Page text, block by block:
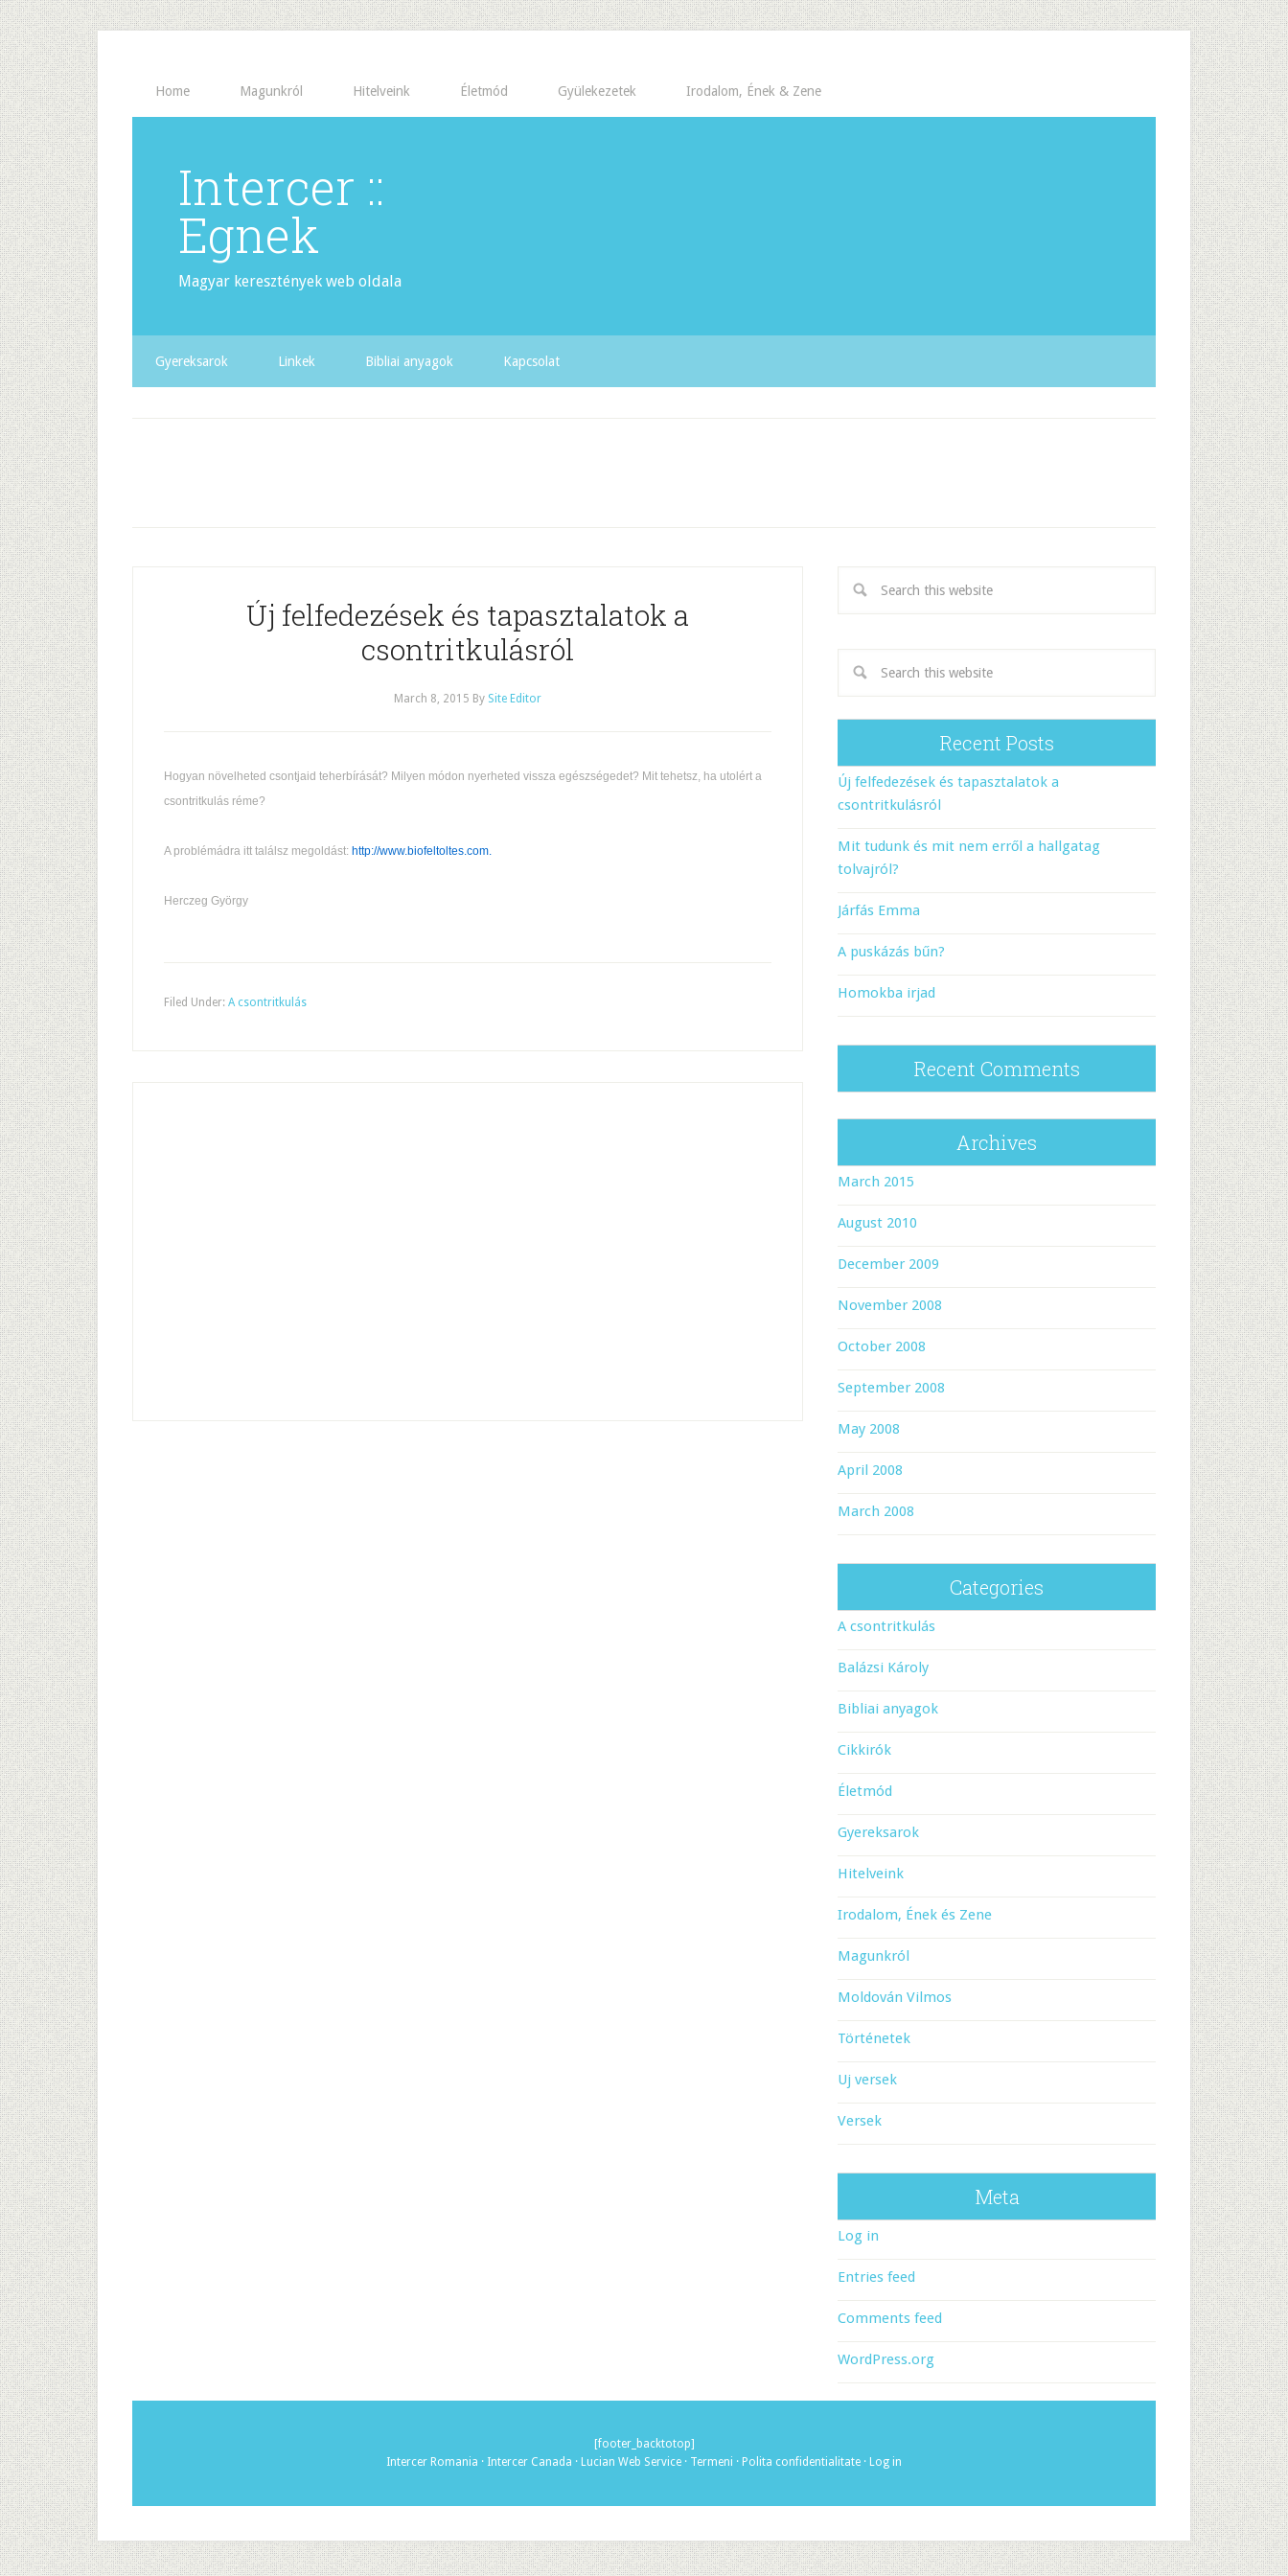
Home Magunkról Hitelveink Életmód Gyülekezetek Irodalom, Ének & Zene
Intercer ::
Egnek
Magyar keresztények web oldala
Gyereksarok Linkek Bibliai anyagok Kapcsolat
Új felfedezések és tapasztalatok a
csontritkulásról
March 8, 2015 By Site Editor
Hogyan növelheted csontjaid teherbírását? Milyen módon nyerheted vissza egészségedet? Mit tehetsz, ha utolért a
csontritkulás réme?
A problémádra itt találsz megoldást: http://www.biofeltoltes.com.
Herczeg György
Filed Under: A csontritkulás
Recent Posts
Új felfedezések és tapasztalatok a
csontritkulásról
Mit tudunk és mit nem erről a hallgatag
tolvajról?
Járfás Emma
A puskázás bűn?
Homokba irjad
Recent Comments
Archives
March 2015
August 2010
December 2009
November 2008
October 2008
September 2008
May 2008
April 2008
March 2008
Categories
A csontritkulás
Balázsi Károly
Bibliai anyagok
Cikkirók
Életmód
Gyereksarok
Hitelveink
Irodalom, Ének és Zene
Magunkról
Moldován Vilmos
Történetek
Uj versek
Versek
Meta
Log in
Entries feed
Comments feed
WordPress.org
[footer_backtotop]
Intercer Romania · Intercer Canada · Lucian Web Service · Termeni · Polita confidentialitate · Log in